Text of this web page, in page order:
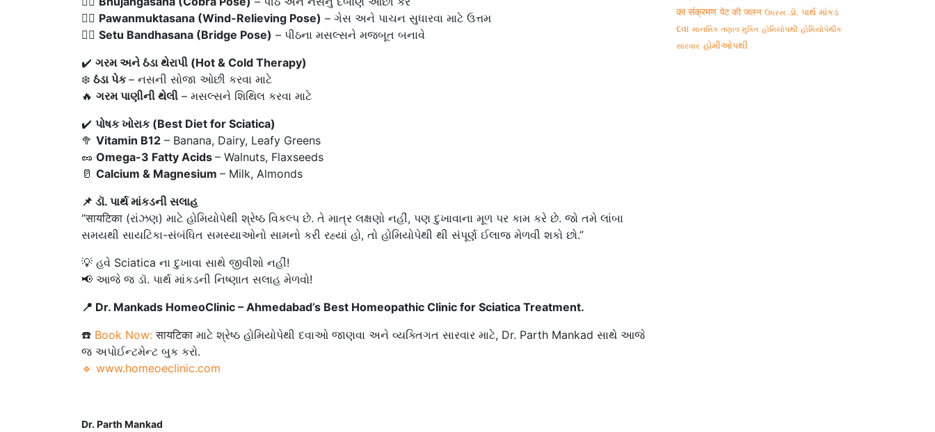
🧘‍♂️ Pawanmuktasana (Wind-Relieving Pose) – ગેસ અને પાચન સુધારવા માટે ઉત્તમ
🧘‍♂️ Setu Bandhasana (Bridge Pose) – પીઠના મસલ્સને મજબૂત બનાવે
✔️ ગરમ અને ઠંડા થેરાપી (Hot & Cold Therapy)
❄️ ઠંડા પેક– નસની સોજા ઓછી કરવા માટે
🔥 ગરમ પાણીની થેલી – મસલ્સને શિથિલ કરવા માટે
✔️ પોષક ખોરાક (Best Diet for Sciatica)
🥦 Vitamin B12 – Banana, Dairy, Leafy Greens
🥜 Omega-3 Fatty Acids – Walnuts, Flaxseeds
🥛 Calcium & Magnesium – Milk, Almonds
📌 ડૉ. પાર્થ માંકડની સલાહ
“सायटिका (રાંઝણ) માટે હોમિયોપેથી શ્રેષ્ઠ વિકલ્પ છે. તે માત્ર લક્ષણો નહીં, પણ દુખાવાના મૂળ પર કામ કરે છે. જો તમે લાંબા
સમયથી સાયટિકા-સંબંધિત સમસ્યાઓનો સામનો કરી રહ્યાં હો, તો હોમિયોપેથી થી સંપૂર્ણ ઈલાજ મેળવી શકો છો.”
💡 હવે Sciatica ના દુખાવા સાથે જીવીશો નહીં!
📢 આજે જ ડૉ. પાર્થ માંકડની નિષ્ણાત સલાહ મેળવો!
📍 Dr. Mankads HomeoClinic – Ahmedabad’s Best Homeopathic Clinic for Sciatica Treatment.
☎️ Book Now:सायटिका માટે શ્રેષ્ઠ હોમિયોપેથી દવાઓ જાણવા અને વ્યક્તિગત સારવાર માટે, Dr. Parth Mankad સાથે આજે
જ અપોઈન્ટમેન્ટ બુક કરો.
🔹 www.homeoeclinic.com
Dr. Parth Mankad
का संक्रमण पेट की जलन ઉધરસ ડૉ. પાર્થ માંકડ
દવા માનસિક તણાવ મુક્તિ હોમિયોપથી હોમિયોપેથીક
સારવાર હોમીઓપથી